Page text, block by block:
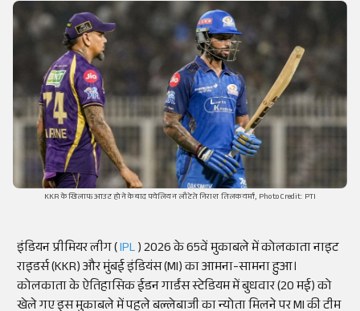
KKR के खिलाफ आउट होने के बाद पवेलियन लौटेते निराश तिलक वर्मा, Photo Credit: PTI
इंडियन प्रीमियर लीग (IPL) 2026 के 65वें मुकाबले में कोलकाता नाइट
राइडर्स (KKR) और मुंबई इंडियंस (MI) का आमना-सामना हुआ।
कोलकाता के ऐतिहासिक ईडन गार्डंस स्टेडियम में बुधवार (20 मई) को
खेले गए इस मुकाबले में पहले बल्लेबाजी का न्योता मिलने पर MI की टीम